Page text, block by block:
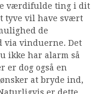
værdifulde ting i dit
tyve vil have svært
de
via vinduerne. Det
ikke har alarm så
er dog også en
at bryde ind,
er dette